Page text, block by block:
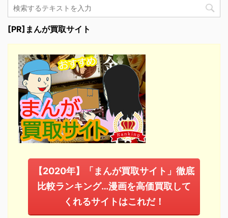
[PR]まんが買取サイト
【2020年】「まんが買取サイト」徹底
比較ランキング…漫画を高価買取して
くれるサイトはこれだ！